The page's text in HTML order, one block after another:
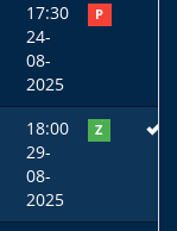
17:30
24-
08-
2025
P
18:00
29-
08-
2025
Z